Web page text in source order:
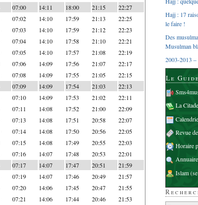
07:00 14:11 18:00 21:15 22:27
07:02 14:10 17:59 21:13 22:25
07:03 14:10 17:59 21:12 22:23
07:04 14:10 17:58 21:10 22:21
07:05 14:10 17:57 21:08 22:19
07:06 14:09 17:56 21:07 22:17
07:08 14:09 17:55 21:05 22:15
07:09 14:09 17:54 21:03 22:13
07:10 14:09 17:53 21:02 22:11
07:11 14:08 17:52 21:00 22:09
07:13 14:08 17:51 20:58 22:07
07:14 14:08 17:50 20:56 22:05
07:15 14:08 17:49 20:55 22:03
07:16 14:07 17:48 20:53 22:01
07:17 14:07 17:47 20:51 21:59
07:19 14:07 17:46 20:49 21:57
07:20 14:06 17:45 20:47 21:55
07:21 14:06 17:44 20:46 21:53
Hajj : 17
le faire !
Des
Musulman
2003-2013 –
Le
La
Revue
Horaire
Islam